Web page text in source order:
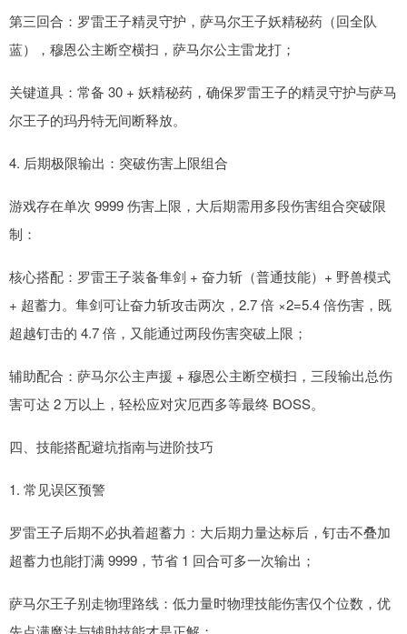
第三回合：罗雷王子精灵守护，萨马尔王子妖精秘药（回全队
蓝），穆恩公主断空横扫，萨马尔公主雷龙打；
关键道具：常备 30 + 妖精秘药，确保罗雷王子的精灵守护与萨马
尔王子的玛丹特无间断释放。
4. 后期极限输出：突破伤害上限组合
游戏存在单次 9999 伤害上限，大后期需用多段伤害组合突破限
制：
核心搭配：罗雷王子装备隼剑 + 奋力斩（普通技能）+ 野兽模式
+ 超蓄力。隼剑可让奋力斩攻击两次，2.7 倍 ×2=5.4 倍伤害，既
超越钉击的 4.7 倍，又能通过两段伤害突破上限；
辅助配合：萨马尔公主声援 + 穆恩公主断空横扫，三段输出总伤
害可达 2 万以上，轻松应对灾厄西多等最终 BOSS。
四、技能搭配避坑指南与进阶技巧
1. 常见误区预警
罗雷王子后期不必执着超蓄力：大后期力量达标后，钉击不叠加
超蓄力也能打满 9999，节省 1 回合可多一次输出；
萨马尔王子别走物理路线：低力量时物理技能伤害仅个位数，优